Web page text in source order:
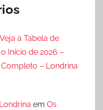
a Tabela de
Início de 2026 –
– Londrina
em Os